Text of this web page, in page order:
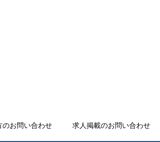
のお問い合わせ 求人掲載のお問い合わせ